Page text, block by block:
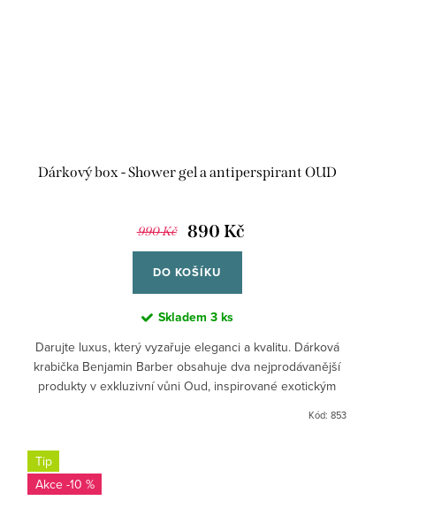
Dárkový box - Shower gel a antiperspirant OUD
990 Kč 890 Kč
DO KOŠÍKU
Skladem 3 ks
Darujte luxus, který vyzařuje eleganci a kvalitu. Dárková
krabička Benjamin Barber obsahuje dva nejprodávanější
produkty v exkluzivní vůni Oud, inspirované exotickým
Kód: 853
Tip
-10 %